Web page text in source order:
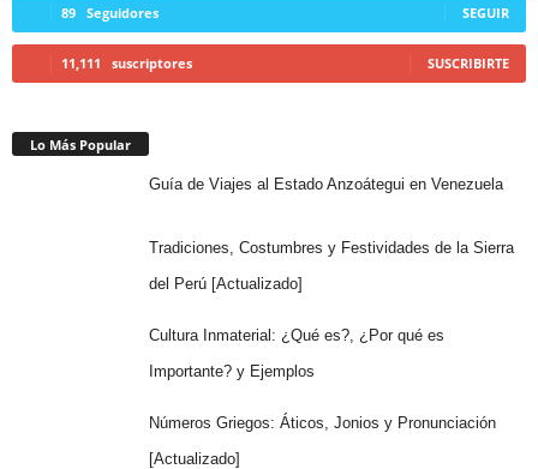
89 Seguidores SEGUIR
11,111 suscriptores SUSCRIBIRTE
Lo Más Popular
Guía de Viajes al Estado Anzoátegui en Venezuela
Tradiciones, Costumbres y Festividades de la Sierra
del Perú [Actualizado]
Cultura Inmaterial: ¿Qué es?, ¿Por qué es
Importante? y Ejemplos
Números Griegos: Áticos, Jonios y Pronunciación
[Actualizado]